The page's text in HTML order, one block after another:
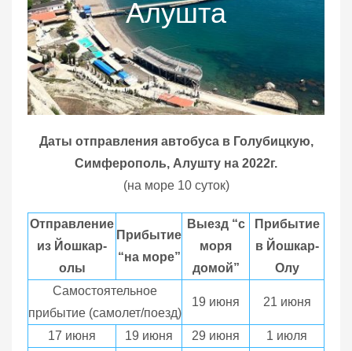
Алушта
Даты отправления автобуса в Голубицкую,
Симферополь, Алушту на 2022г.
(на море 10 суток)
Отправление
из Йошкар-
олы
Прибытие
“на море”
Выезд “с
моря
домой”
Прибытие
в Йошкар-
Олу
Самостоятельное
прибытие (самолет/поезд)
19 июня 21 июня
17 июня 19 июня 29 июня
1 июля